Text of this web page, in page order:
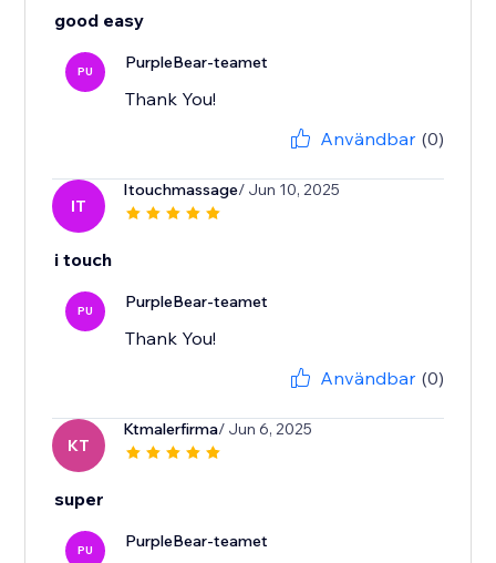
good easy
PU PurpleBear-teamet
Thank You!
Användbar (0)
IT
Itouchmassage/ Jun 10, 2025
i touch
PU PurpleBear-teamet
Thank You!
Användbar (0)
KT
Ktmalerfirma/ Jun 6, 2025
super
PU PurpleBear-teamet